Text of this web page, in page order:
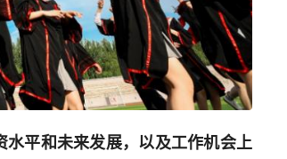
平和未来发展，以及工作机会上